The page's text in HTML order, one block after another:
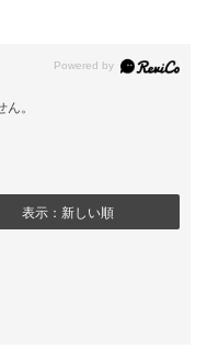
。
表示：新しい順